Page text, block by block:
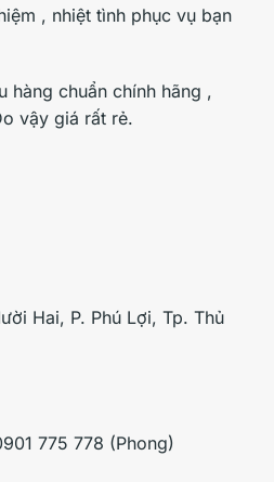
, nhiệt tình phục vụ bạn
hàng chuẩn chính hãng ,
vậy giá rất rẻ.
Hai, P. Phú Lợi, Tp. Thủ
775 778 (Phong)